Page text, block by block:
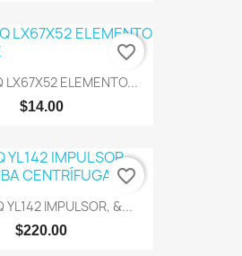
LX67X52 ELEMENTO...
$14.00
favorite_border
YL142 IMPULSOR, &...
$220.00
favorite_border